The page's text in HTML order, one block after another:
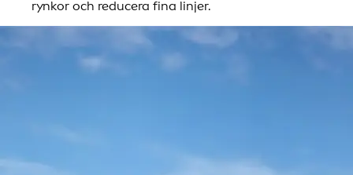
rynkor och reducera fina linjer.